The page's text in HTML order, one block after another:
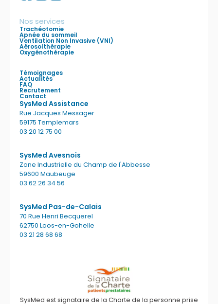
Nos services
Trachéotomie
Apnée du sommeil
Ventilation Non Invasive (VNI)
Aérosolthérapie
Oxygénothérapie
Témoignages
Actualités
FAQ
Recrutement
Contact
SysMed Assistance
Rue Jacques Messager
59175 Templemars
03 20 12 75 00
SysMed Avesnois
Zone Industrielle du Champ de l'Abbesse
59600 Maubeuge
03 62 26 34 56
SysMed Pas-de-Calais
70 Rue Henri Becquerel
62750 Loos-en-Gohelle
03 21 28 68 68
SysMed est signataire de la Charte de la personne prise